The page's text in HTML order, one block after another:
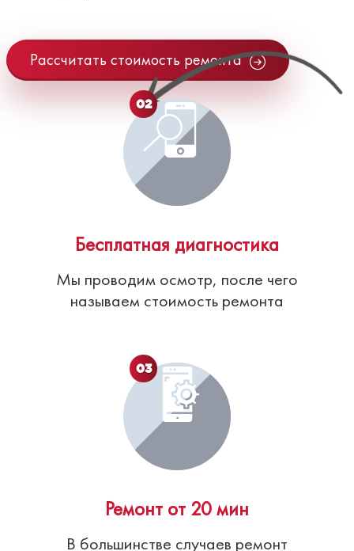
Рассчитать стоимость ремонта
02
Бесплатная диагностика
Мы проводим осмотр, после чего
называем стоимость ремонта
03
Ремонт от 20 мин
В большинстве случаев ремонт